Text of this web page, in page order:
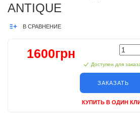
ANTIQUE
В СРАВНЕНИЕ
1600грн
Доступен для
ЗАКАЗАТЬ
КУПИТЬ В ОДИН